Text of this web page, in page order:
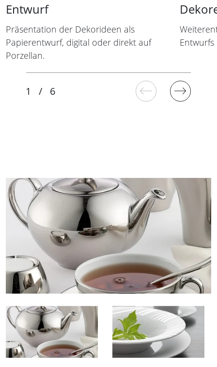
Entwurf
Präsentation der Dekorideen als
Papierentwurf, digital oder direkt auf
Porzellan.